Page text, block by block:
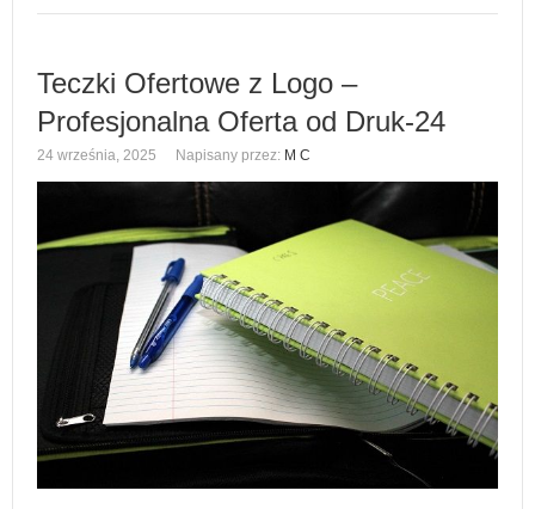
Teczki Ofertowe z Logo –
Profesjonalna Oferta od Druk-24
24 września, 2025 Napisany przez: M C